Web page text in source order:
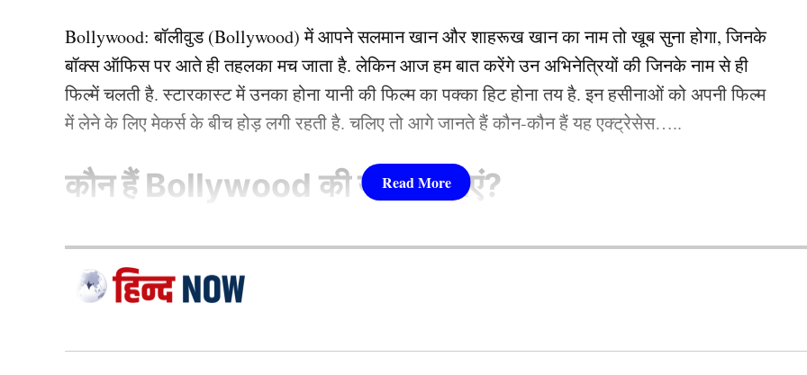
Bollywood:बॉलीवुड (Bollywood)में आपने सलमान खान और शाहरूख खान का नाम तो खूब सुना होगा, जिनके
बॉक्स ऑफिस पर आते ही तहलका मच जाता है. लेकिन आज हम बात करेंगे उन अभिनेत्रियों की जिनके नाम से ही
फिल्में चलती है. स्टारकास्ट में उनका होना यानी की फिल्म का पक्का हिट होना तय है. इन हसीनाओं को अपनी फिल्म
में लेने के लिए मेकर्स के बीच होड़ लगी रहती है. चलिए तो आगे जानते हैं कौन-कौन हैं यह एक्ट्रेसेस…..
कौन हैंBollywood की यह हसीनाएं?
1.दीपिका पादुकोण ( Deepika Padukone)